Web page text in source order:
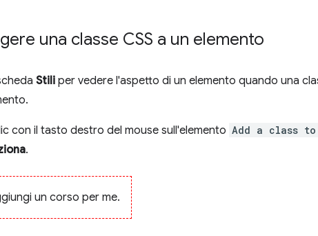
una classe CSS a un elemento
Stili per vedere l'aspetto di un elemento quando una
con il tasto destro del mouse sull'elemento Add a class to
.
un corso per me.